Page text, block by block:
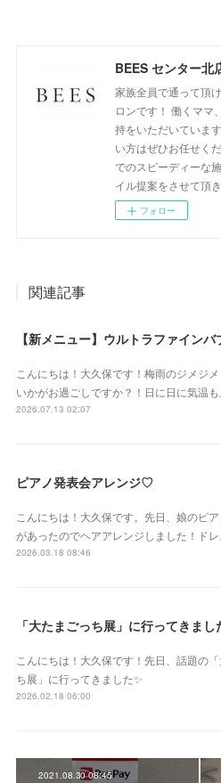
BEES センター北
家族全員で通って頂
ロンです！ 働くママ
持をいただいていま
い方はぜひお任せく
でのスピーディーな
イル提案をさせて頂き
フォロー
関連記事
こんにちは！大久保です！梅雨のジメジメ
いかがお過ごしですか？！日に日に気温も
2026.07.13 02:07
ピアノ発表会アレンジ♡
こんにちは！大久保です。先日、娘のピ
があったのでヘアアレンジしました！ドレ
2026.03.18 08:46
「大たまごっち展」に行ってきまし
こんにちは！大久保です！先日、話題の
ち展」に行ってきました✨
2026.02.18 06:00
2021.08.30 08:45